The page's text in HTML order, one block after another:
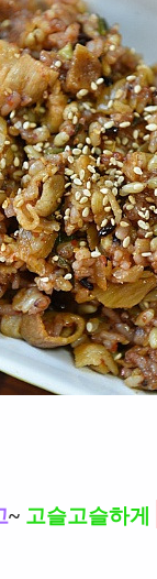
~ 고슬고슬하게